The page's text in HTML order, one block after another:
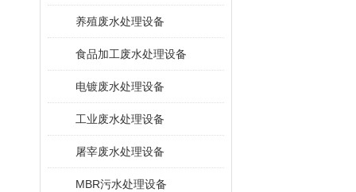
养殖废水处理设备
食品加工废水处理设备
电镀废水处理设备
工业废水处理设备
屠宰废水处理设备
MBR污水处理设备